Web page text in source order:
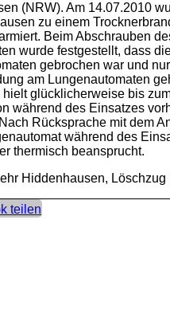
(NRW). Am 14.07.2010
zu einem
Beim Abschrauben
wurde festgestellt, dass
gebrochen war und
am Lungenautomaten
hielt glücklicherweise bis
während des Einsatzes
Rücksprache mit dem
während des
thermisch beansprucht.
Hiddenhausen,
teilen